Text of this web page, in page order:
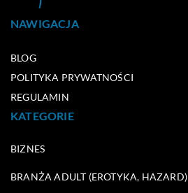
NAWIGACJA
BLOG
POLITYKA PRYWATNOŚCI
REGULAMIN
KATEGORIE
BIZNES
BRANŻA ADULT (EROTYKA, HAZARD)